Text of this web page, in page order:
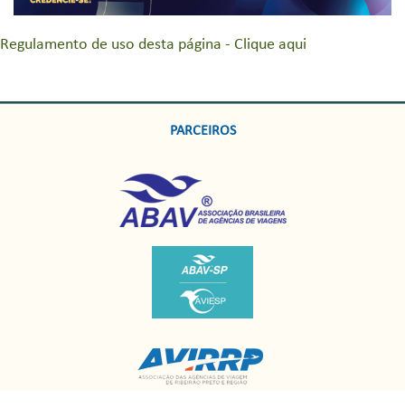
Regulamento de uso desta página - Clique aqui
PARCEIROS